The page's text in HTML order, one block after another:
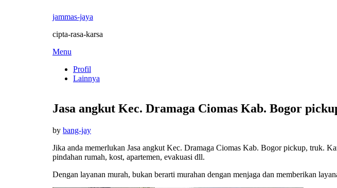
jammas-jaya
cipta-rasa-karsa
Skip
content
Menu
Profil
Lainnya
Jasa angkut Kec. Dramaga Ciomas Kab. Bogor
by bang-jayPosted
Jika anda memerlukan Jasa angkut Kec. Dramaga Ciomas Kab. Bogor pickup, truk.
pindahan rumah, kost, apartemen, evakuasi dll.
Dengan layanan murah, bukan berarti murahan dengan menjaga dan memberikan